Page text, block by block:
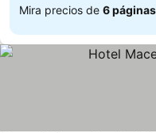
Mira precios de 6 páginas